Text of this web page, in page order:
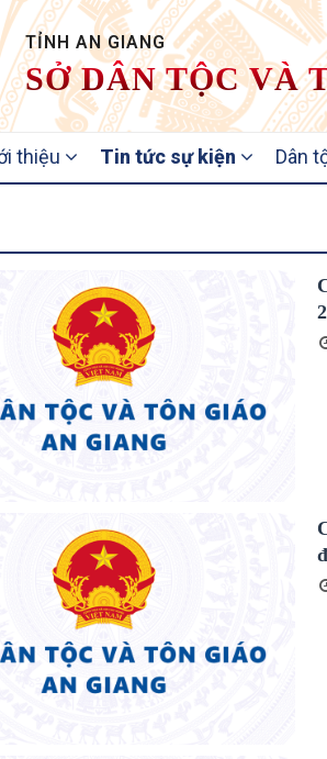
TỈNH AN GIANG
SỞ DÂN TỘC VÀ
thiệu Tin tức sự kiện Dân